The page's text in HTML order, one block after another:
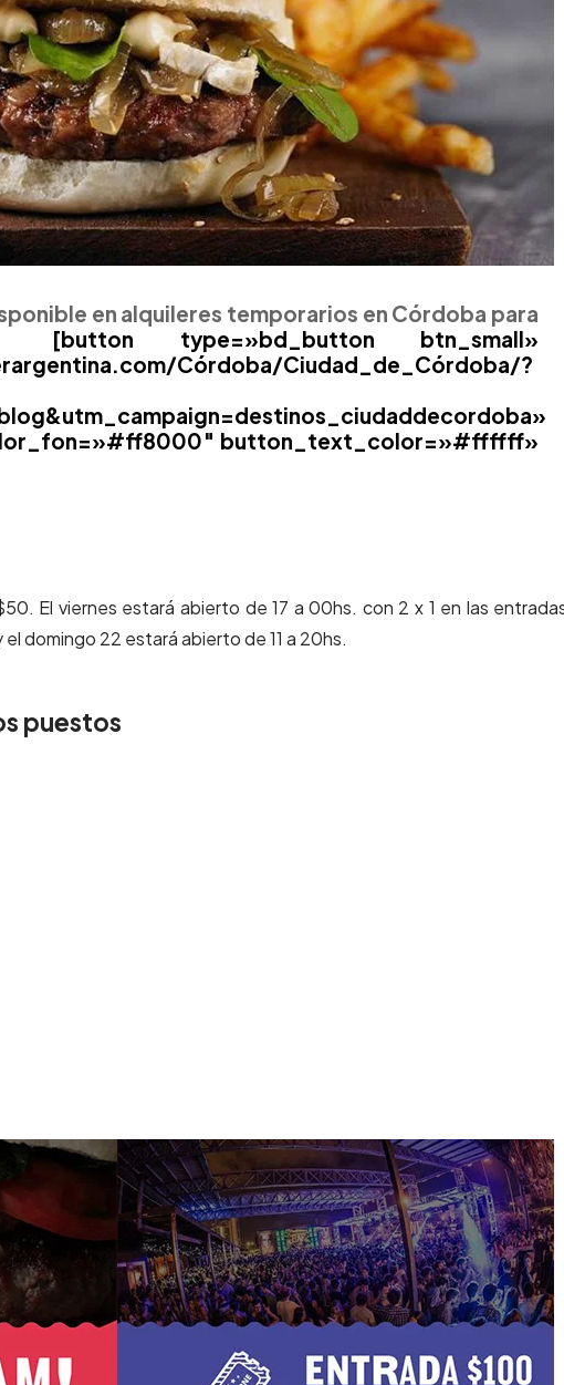
en alquileres temporarios en Córdoba para
type=»bd_button btn_small»
Córdoba/Ciudad_de_Córdoba/?
button_text_color=»#ffffff»
El viernes estará abierto de 17 a 00hs. con 2 x 1 en las
domingo 22 estará abierto de 11 a 20hs.
puestos